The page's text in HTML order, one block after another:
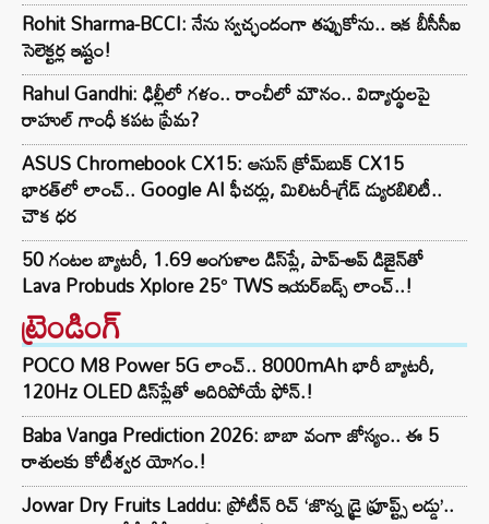
Rohit Sharma-BCCI: నేను స్వచ్ఛందంగా తప్పుకోను.. ఇక బీసీసీఐ
సెలెక్టర్ల ఇష్టం!
Rahul Gandhi: ఢిల్లీలో గళం.. రాంచీలో మౌనం.. విద్యార్థులపై
రాహుల్ గాంధీ కపట ప్రేమ?
ASUS Chromebook CX15: ఆసుస్ క్రోమ్‌బుక్ CX15
భారత్‌లో లాంచ్.. Google AI ఫీచర్లు, మిలిటరీ-గ్రేడ్ డ్యురబిలిటీ..
చౌక ధర
50 గంటల బ్యాటరీ, 1.69 అంగుళాల డిస్‌ప్లే, పాప్-అప్ డిజైన్‌తో
Lava Probuds Xplore 25° TWS ఇయర్‌బడ్స్ లాంచ్..!
ట్రెండింగ్‌
POCO M8 Power 5G లాంచ్.. 8000mAh భారీ బ్యాటరీ,
120Hz OLED డిస్‌ప్లేతో అదిరిపోయే ఫోన్.!
Baba Vanga Prediction 2026: బాబా వంగా జోస్యం.. ఈ 5
రాశులకు కోటీశ్వర యోగం.!
Jowar Dry Fruits Laddu: ప్రోటీన్ రిచ్ ‘జొన్న డ్రై ఫ్రూప్ట్స్ లడ్డు’..